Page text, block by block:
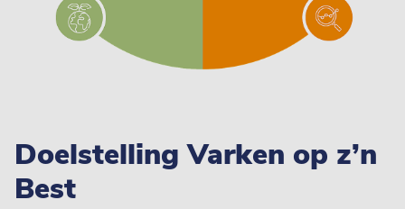
Doelstelling Varken op z’n
Best